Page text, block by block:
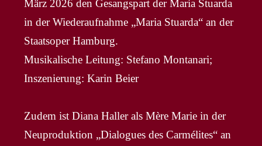
März 2026 den Gesangspart der Maria Stuarda
in der Wiederaufnahme „Maria Stuarda“ an der
Staatsoper Hamburg.
Musikalische Leitung: Stefano Montanari;
Inszenierung: Karin Beier
Zudem ist Diana Haller als Mère Marie in der
Neuproduktion „Dialogues des Carmélites“ an